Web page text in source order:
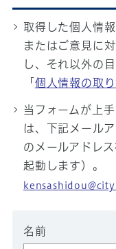
取得した個人情
またはご意見に
し、それ以外の
「 個人情報の取
当フォームが上
は、下記メール
のメールアドレ
起動します）。
名前